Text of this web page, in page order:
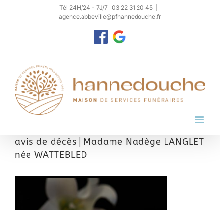
Tél 24H/24 - 7J/7 : 03 22 31 20 45
agence.abbeville@pfhannedouche.fr
PersonnaliserGoogle
My
avis de décès│Madame Nadège LANGLET
née WATTEBLED